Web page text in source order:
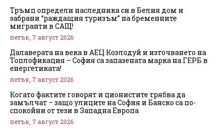
Тръмп определи наследника си в Белия дом и
забрани “раждащия туризъм” на бременните
мигранти в САЩ!
петък, 7 август 2026
Далаверата на века в АЕЦ Козлодуй и източването на
Топлофикация – София са запазената марка на ГЕРБ в
енергетиката!
петък, 7 август 2026
Когато фактите говорят и ционистите трябва да
замълчат – защо улиците на София и Банско са по-
спокойни от тези в Западна Европа
петък, 7 август 2026